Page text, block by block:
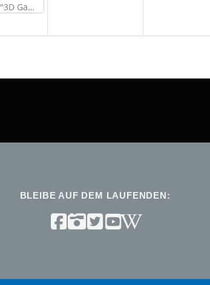
"3D Gausian Splatting: Was ist das?" – Online-Workshop
BLEIBE AUF DEM LAUFENDEN: